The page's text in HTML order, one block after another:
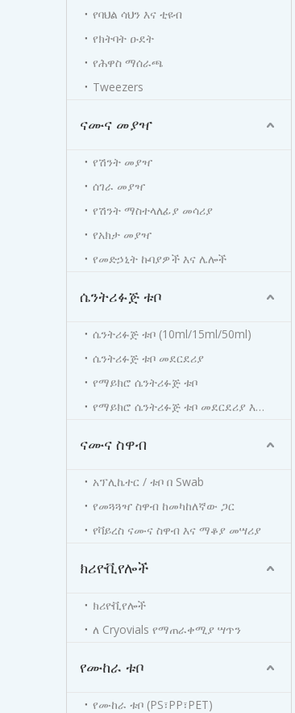
የባህል ሳህን እና ቲዩብ
የክትባት ዑደት
የሕዋስ ማሰራጫ
Tweezers
ናሙና መያዣ
የሽንት መያዣ
ሰገራ መያዣ
የሽንት ማስተላለፊያ መሳሪያ
የአክታ መያዣ
የመድኃኒት ኩባያዎች እና ሌሎች
ሴንትሪፉጅ ቱቦ
ሴንትሪፉጅ ቱቦ (10ml/15ml/50ml)
ሴንትሪፉጅ ቱቦ መደርደሪያ
የማይክሮ ሴንትሪፉጅ ቱቦ
የማይክሮ ሴንትሪፉጅ ቱቦ መደርደሪያ እና ሳጥን
ናሙና ስዋብ
አፕሊኬተር / ቱቦ በ Swab
የመጓጓዣ ስዋብ ከመካከለኛው ጋር
የቫይረስ ናሙና ስዋብ እና ማቆያ መሣሪያ
ክሪዮቪየሎች
ክሪዮቪየሎች
ለ Cryovials የማጠራቀሚያ ሣጥን
የሙከራ ቱቦ
የሙከራ ቱቦ (PS፣PP፣PET)